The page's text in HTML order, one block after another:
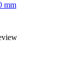
mm